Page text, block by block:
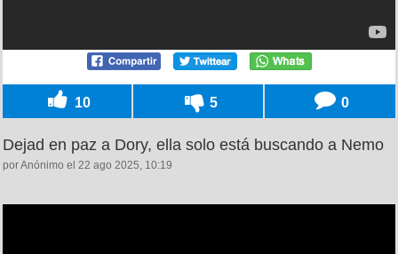
10 5 0
Dejad en paz a Dory, ella solo está buscando a Nemo
por Anónimo el 22 ago 2025, 10:19